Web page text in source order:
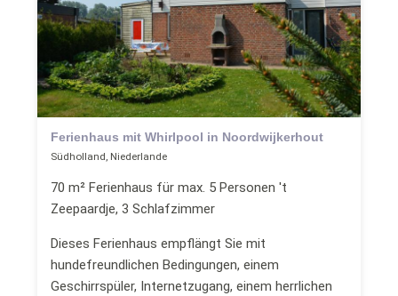
Ferienhaus mit Whirlpool in Noordwijkerhout
Südholland, Niederlande
70 m² Ferienhaus für max. 5 Personen 't
Zeepaardje, 3 Schlafzimmer
Dieses Ferienhaus empflängt Sie mit
hundefreundlichen Bedingungen, einem
Geschirrspüler, Internetzugang, einem herrlichen